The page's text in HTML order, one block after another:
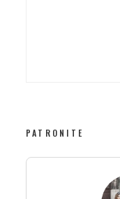
PATRONITE